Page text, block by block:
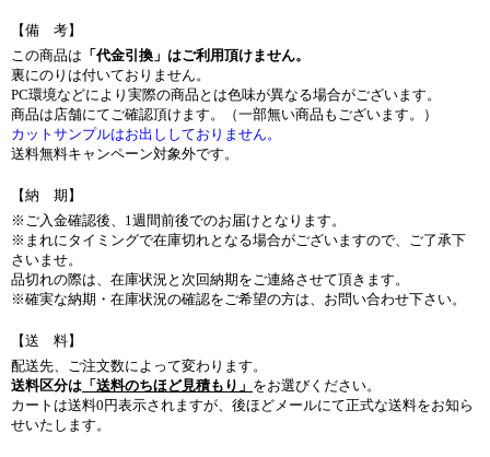
【備 考】
この商品は 「代金引換」はご利用頂けません。
裏にのりは付いておりません。
PC環境などにより実際の商品とは色味が異なる場合がございます。
商品は店舗にてご確認頂けます。（一部無い商品もございます。）
カットサンプルはお出ししておりません。
送料無料キャンペーン対象外です。
【納 期】
※ご入金確認後、1週間前後でのお届けとなります。
※まれにタイミングで在庫切れとなる場合がございますので、ご了承下
さいませ。
品切れの際は、在庫状況と次回納期をご連絡させて頂きます。
※確実な納期・在庫状況の確認をご希望の方は、お問い合わせ下さい。
【送 料】
配送先、ご注文数によって変わります。
送料区分は 「送料のちほど見積もり」 をお選びください。
カートは送料0円表示されますが、後ほどメールにて正式な送料をお知ら
せいたします。